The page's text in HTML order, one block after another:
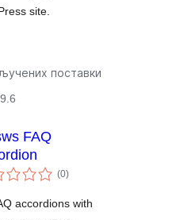
site.
поставки
FAQ
(0укупних
оцена
)
accordions with